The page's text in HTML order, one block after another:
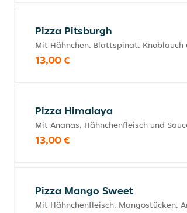
Pizza Pitsburgh
Mit Hähnchen, Blattspinat, Knoblauch
13,00 €
Pizza Himalaya
Mit Ananas, Hähnchenfleisch und
13,00 €
Pizza Mango Sweet
Mit Hähnchenfleisch, Mangostücken,